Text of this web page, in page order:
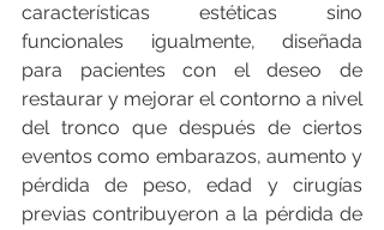
características estéticas sino
funcionales igualmente, diseñada
para pacientes con el deseo de
restaurar y mejorar el contorno a nivel
del tronco que después de ciertos
eventos como embarazos, aumento y
pérdida de peso, edad y cirugías
previas contribuyeron a la pérdida de